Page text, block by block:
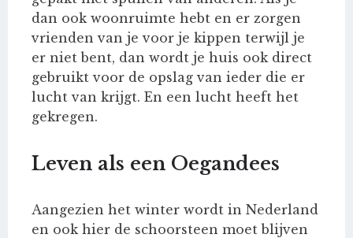
dan ook woonruimte hebt en er zorgen
vrienden van je voor je kippen terwijl je
er niet bent, dan wordt je huis ook direct
gebruikt voor de opslag van ieder die er
lucht van krijgt. En een lucht heeft het
gekregen.
Leven als een Oegandees
Aangezien het winter wordt in Nederland
en ook hier de schoorsteen moet blijven